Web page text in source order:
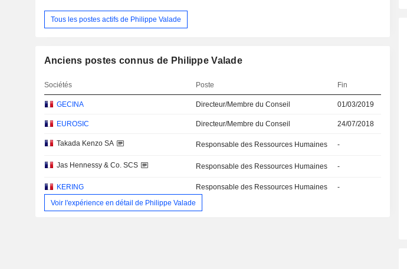
Tous les postes actifs de Philippe Valade
Anciens postes connus de Philippe Valade
Sociétés Poste Fin
GECINA Directeur/Membre du Conseil 01/03/2019
EUROSIC Directeur/Membre du Conseil 24/07/2018
Takada Kenzo SA Responsable des Ressources Humaines -
Jas Hennessy & Co. SCS Responsable des Ressources Humaines -
KERING Responsable des Ressources Humaines
-
Voir l'expérience en détail de Philippe Valade